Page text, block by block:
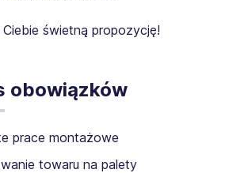
świetną propozycję!
obowiązków
prace montażowe
towaru na palety